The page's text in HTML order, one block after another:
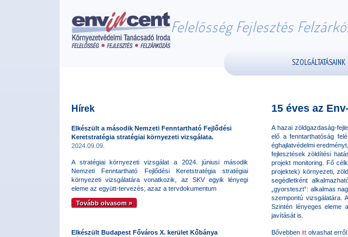
Felelősség Fejlesztés
SZOLGÁLTATÁSAINK
Hírek
Elkészült a második Nemzeti Fenntartható Fejlődési
Keretstratégia stratégiai környezeti vizsgálata.
2024.09.09.
A stratégiai környezeti vizsgálat a 2024. júniusi második
Nemzeti Fenntartható Fejlődési Keretstratégia stratégiai
környezeti vizsgálatára vonatkozik, az SKV egyik lényegi
eleme az együtt-tervezés; azaz a tervdokumentum
Tovább olvasom »
Elkészült Budapest Főváros X. kerület Kőbánya
15 éves az
A hazai zöldgazdaság-
elő a fenntarthatóság
éghajlatvédelmi
fejlesztések zöldítési
projekt monitoring. Fő
projektek) környezeti,
segédletként
„gyorsteszt”: alkalmas
szempontú vizsgálatára.
Szintén lényeges eleme
javítását is.
Bővebben itt olvashat erről.